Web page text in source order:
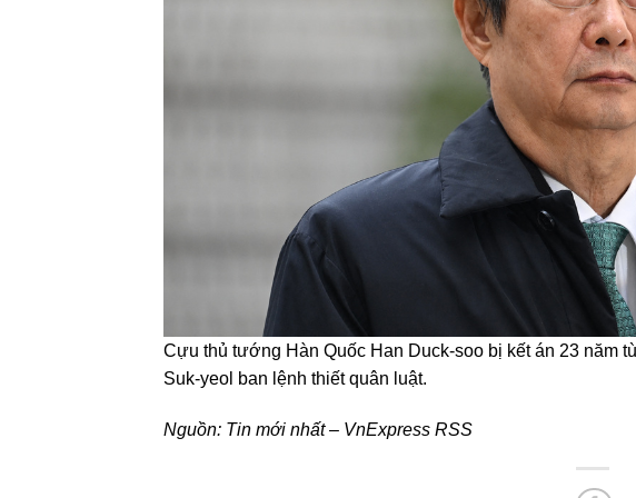
Cựu thủ tướng Hàn Quốc Han Duck-soo bị kết án 23 năm
Suk-yeol ban lệnh thiết quân luật.
Nguồn: Tin mới nhất – VnExpress RSS